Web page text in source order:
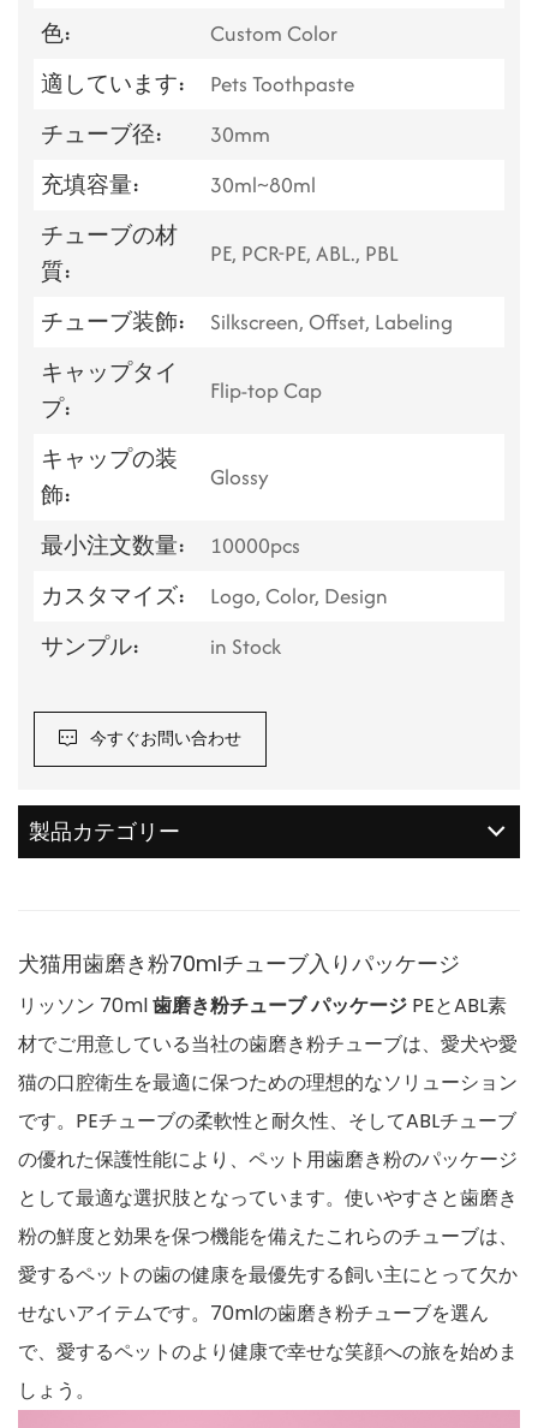
色:
Custom Color
適しています:
Pets Toothpaste
チューブ径:
30mm
充填容量:
30ml~80ml
チューブの材
質:
PE, PCR-PE, ABL., PBL
チューブ装飾:
Silkscreen, Offset, Labeling
キャップタイ
プ:
Flip-top Cap
キャップの装
飾:
Glossy
最小注文数量:
10000pcs
カスタマイズ:
Logo, Color, Design
サンプル:
in Stock
今すぐお問い合わせ
製品カテゴリー
犬猫用歯磨き粉70mlチューブ入りパッケージ
リッソン 70ml歯磨き粉チューブパッケージ PEとABL素
材でご用意している当社の歯磨き粉チューブは、愛犬や愛
猫の口腔衛生を最適に保つための理想的なソリューション
です。PEチューブの柔軟性と耐久性、そしてABLチューブ
の優れた保護性能により、ペット用歯磨き粉のパッケージ
として最適な選択肢となっています。使いやすさと歯磨き
粉の鮮度と効果を保つ機能を備えたこれらのチューブは、
愛するペットの歯の健康を最優先する飼い主にとって欠か
せないアイテムです。70mlの歯磨き粉チューブを選ん
で、愛するペットのより健康で幸せな笑顔への旅を始めま
しょう。